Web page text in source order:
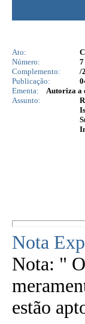
Ato:
Número:
7
Complemento:
/
Publicação:
Ementa:
Autoriza a
Assunto:
Nota
Nota: "
estão